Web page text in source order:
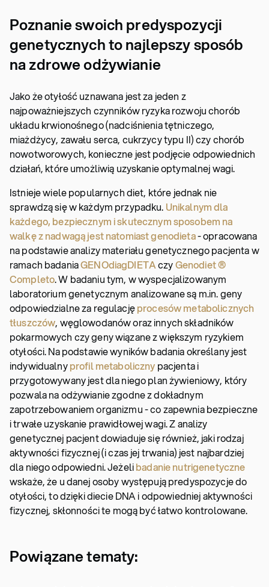
Poznanie swoich predyspozycji
genetycznych to najlepszy sposób
na zdrowe odżywianie
Jako że otyłość uznawana jest za jeden z
najpoważniejszych czynników ryzyka rozwoju chorób
układu krwionośnego (nadciśnienia tętniczego,
miażdżycy, zawału serca, cukrzycy typu II) czy chorób
nowotworowych, konieczne jest podjęcie odpowiednich
działań, które umożliwią uzyskanie optymalnej wagi.
Istnieje wiele popularnych diet, które jednak nie
sprawdzą się w każdym przypadku. Unikalnym dla
każdego, bezpiecznym i skutecznym sposobem na
walkę z nadwagą jest natomiast genodieta- opracowana
na podstawie analizy materiału genetycznego pacjenta w
ramach badaniaGENOdiagDIETAczyGenodiet ®
Completo. W badaniu tym, w wyspecjalizowanym
laboratorium genetycznym analizowane są m.in. geny
odpowiedzialne za regulacjęprocesów metabolicznych
tłuszczów, węglowodanów oraz innych składników
pokarmowych czy geny wiązane z większym ryzykiem
otyłości. Na podstawie wyników badania określany jest
indywidualnyprofil metaboliczny pacjenta i
przygotowywany jest dla niego plan żywieniowy, który
pozwala na odżywianie zgodne z dokładnym
zapotrzebowaniem organizmu - co zapewnia bezpieczne
i trwałe uzyskanie prawidłowej wagi. Z analizy
genetycznej pacjent dowiaduje się również, jaki rodzaj
aktywności fizycznej (i czas jej trwania) jest najbardziej
dla niego odpowiedni. Jeżelibadanie nutrigenetyczne
wskaże, że u danej osoby występują predyspozycje do
otyłości, to dzięki diecie DNA i odpowiedniej aktywności
fizycznej, skłonności te mogą być łatwo kontrolowane.
Powiązane tematy: